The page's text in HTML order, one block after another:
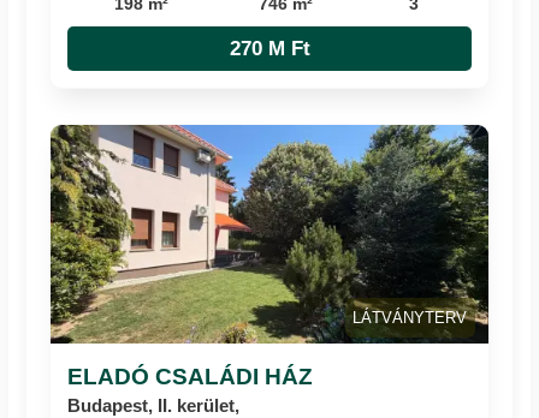
270 M Ft
LÁTVÁNYTERV
ELADÓ CSALÁDI HÁZ
Budapest, II. kerület,